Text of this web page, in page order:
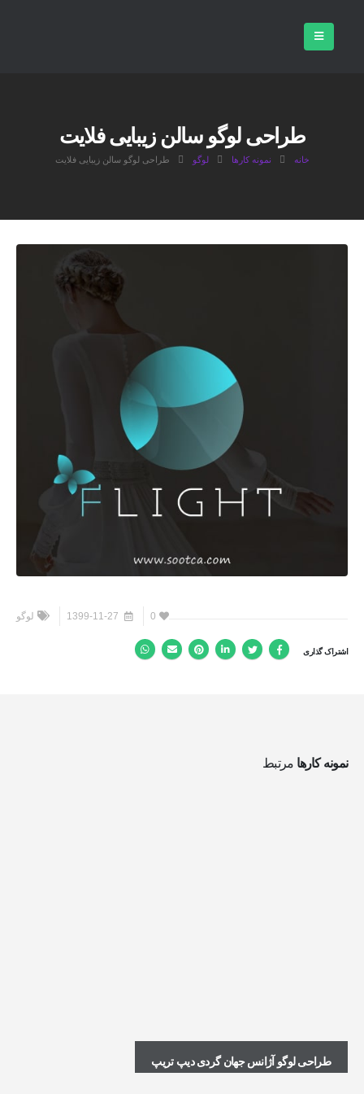
طراحی لوگو سالن زیبایی فلایت
خانه نمونه کارها لوگو طراحی لوگو سالن زیبایی فلایت
0 لوگو
اشتراک گذاری
نمونه کارها مرتبط
طراحی لوگو آژانس جهان گردی دیپ تریپ